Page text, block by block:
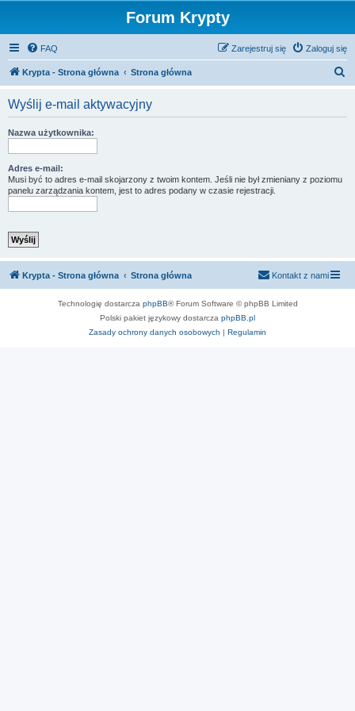
Forum Krypty
FAQ Zaloguj się
Zarejestruj się
Krypta - Strona główna Strona główna
Wyślij e-mail aktywacyjny
Nazwa użytkownika:
Adres e-mail:
Musi być to adres e-mail skojarzony z twoim kontem. Jeśli nie był zmieniany z poziomu
panelu zarządzania kontem, jest to adres podany w czasie rejestracji.
Krypta - Strona główna Strona główna Kontakt z nami
Technologię dostarcza phpBB® Forum Software © phpBB Limited
Polski pakiet językowy dostarcza phpBB.pl
Zasady ochrony danych osobowych | Regulamin